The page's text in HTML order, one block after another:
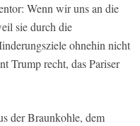
Wenn wir uns an die
sie durch die
ohnehin nicht
Trump recht, das Pariser
der Braunkohle, dem